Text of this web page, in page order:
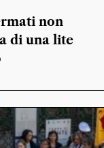
non
di una lite